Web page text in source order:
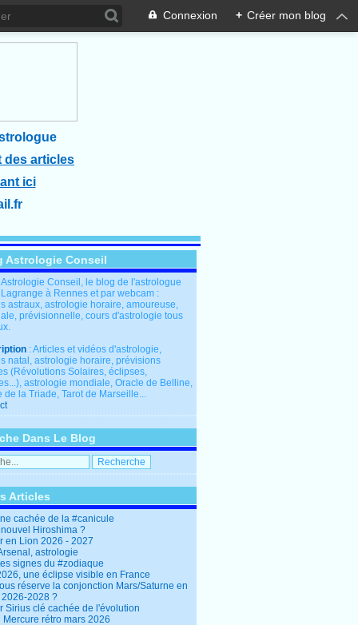
Connexion + Créer mon blog
des articles
ici
Astrologie Conseil
Astrologie Conseil, le blog de l'astrologue
Lagrange à Rennes et par webcam :
astraux, astrologie horaire, amoureuse,
prévisionnelle, cours d'astrologie tous
: Articles et vidéos d'astrologie,
natal, astrologie horaire, prévisions
(Révolutions Solaires, éclipses,
astrologie mondiale, Oracle de Belline,
de la Triade, Tarot de Marseille...
Dans Le Blog
Articles
cachée de la #canicule
Hiroshima ?
en Lion 2026 - 2027
astrologie
signes du #zodiaque
une éclipse visible en France
réserve la conjonction Mars/Saturne en
2026-2028 ?
Sirius clé cachée de l'évolution
Mercure rétro mars 2026